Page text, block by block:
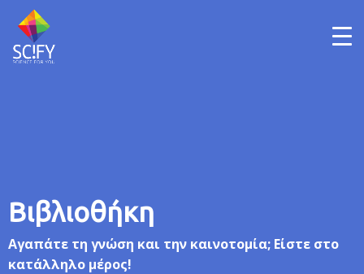
Skip
Βιβλιοθήκη
Αγαπάτε τη γνώση και την καινοτομία; Είστε στο
κατάλληλο μέρος!